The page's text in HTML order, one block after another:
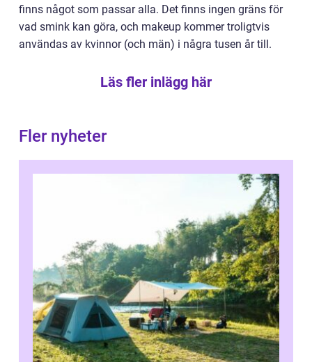
finns något som passar alla. Det finns ingen gräns för
vad smink kan göra, och makeup kommer troligtvis
användas av kvinnor (och män) i några tusen år till.
Läs fler inlägg här
Fler nyheter